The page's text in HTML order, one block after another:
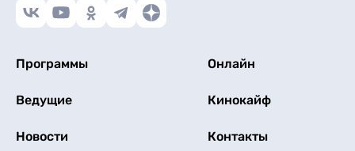
Программы Онлайн
Ведущие Кинокайф
Новости Контакты